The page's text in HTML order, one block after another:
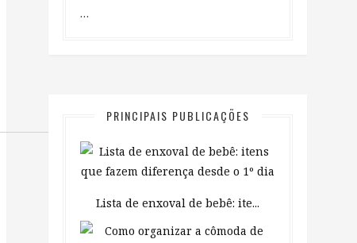
…
PRINCIPAIS PUBLICAÇÕES
Lista de enxoval de bebê: ite...